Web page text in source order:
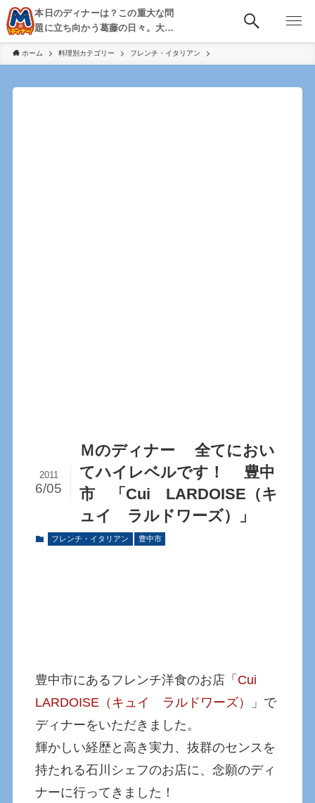
本日のディナーは？この重大な問
題に立ち向かう葛藤の日々。大
阪・京都・神戸を中心とした食べ
歩き、飲み歩きを綴る。
ホーム 料理別カテゴリー フレンチ・イタリアン
Ｍのディナー 全てにおい
てハイレベルです！ 豊中
市 「Cui LARDOISE（キ
ュイ ラルドワーズ）」
2011
6/05
フレンチ・イタリアン 豊中市
豊中市にあるフレンチ洋食のお店「 Cui
LARDOISE（キュイ ラルドワーズ）
」で
ディナーをいただきました。
輝かしい経歴と高き実力、抜群のセンスを
持たれる石川シェフのお店に、念願のディ
ナーに行ってきました！